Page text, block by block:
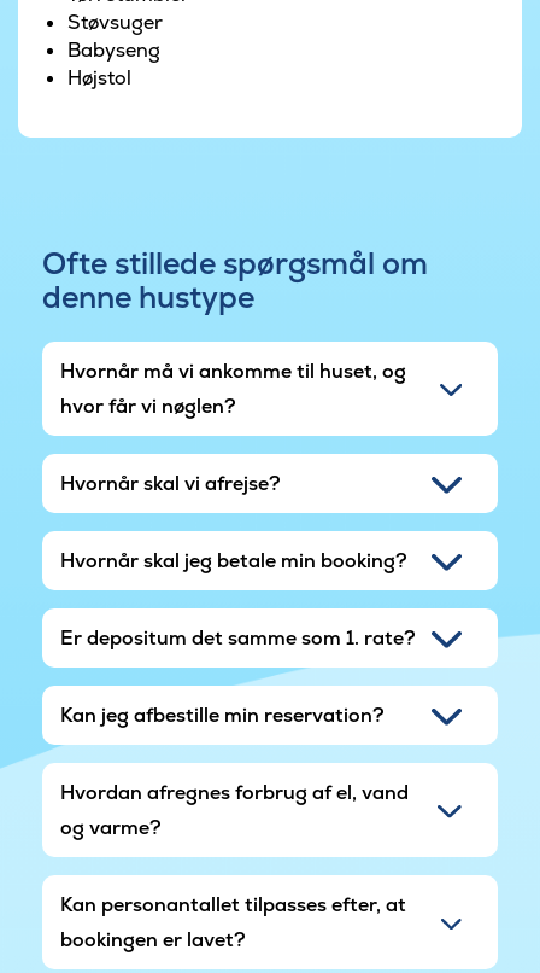
en trampolin, gynge og legetårn.
Dette sommerhus ved Hasmark Strand er et
uforglemmelige minder sammen.
Støvsuger
Babyseng
Højstol
Ofte stillede spørgsmål om
denne hustype
Hvornår må vi ankomme til huset, og
hvor får vi nøglen?
Hvornår skal vi afrejse?
Hvornår skal jeg betale min booking?
Er depositum det samme som 1. rate?
Kan jeg afbestille min reservation?
Hvordan afregnes forbrug af el, vand
og varme?
Kan personantallet tilpasses efter, at
bookingen er lavet?